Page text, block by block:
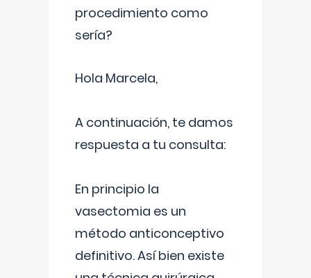
procedimiento como
sería?
Hola Marcela,
A continuación, te damos
respuesta a tu consulta:
En principio la
vasectomia es un
método anticonceptivo
definitivo. Así bien existe